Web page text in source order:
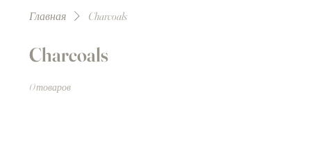
Главная Charcoals
Charcoals
0 товаров